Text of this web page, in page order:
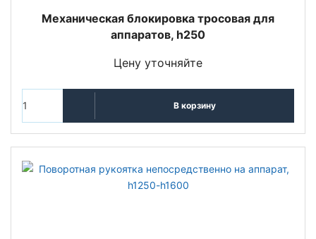
Механическая блокировка тросовая для
аппаратов, h250
Цену уточняйте
В корзину